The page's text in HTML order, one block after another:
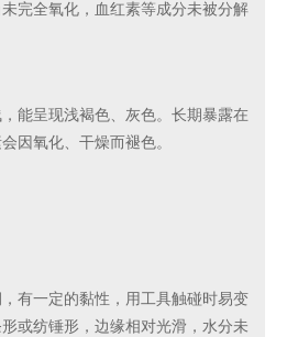
完全氧化，血红素等成分未被分解
能呈现浅褐色、灰色。长期暴露在
因氧化、干燥而褪色。
有一定的黏性，用工具触碰时易变
或纺锤形，边缘相对光滑，水分未